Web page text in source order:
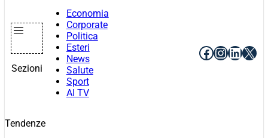
Sezioni
Economia
Corporate
Politica
Esteri
News
Salute
Sport
AI TV
Facebook
X
Tendenze